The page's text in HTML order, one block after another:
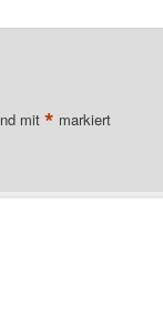
mit * markiert